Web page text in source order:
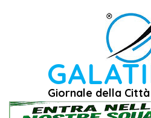
Giornale della